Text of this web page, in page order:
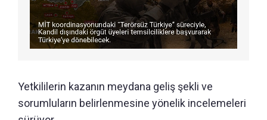
Yetkililerin kazanın meydana geliş şekli ve
sorumluların belirlenmesine yönelik incelemeleri